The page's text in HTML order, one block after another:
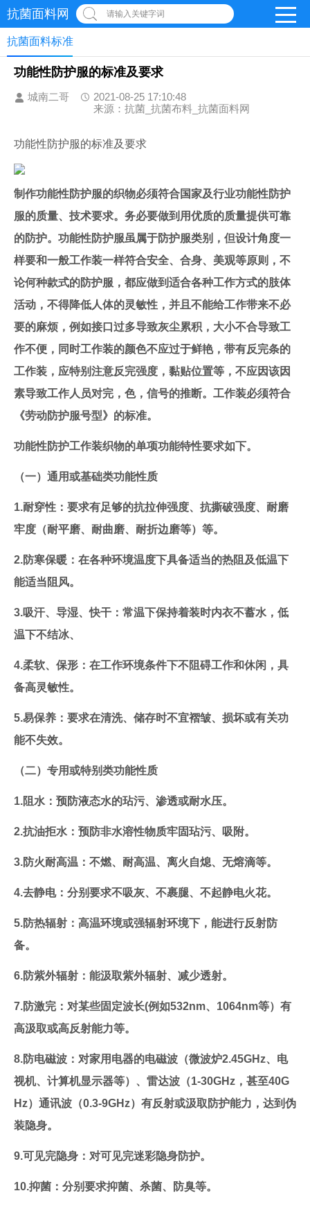
抗菌面料网 请输入关键字词
抗菌面料标准
功能性防护服的标准及要求
城南二哥
2021-08-25 17:10:48
来源：抗菌_抗菌布料_抗菌面料网
功能性防护服的标准及要求
制作功能性防护服的织物必须符合国家及行业功能性防护
服的质量、技术要求。务必要做到用优质的质量提供可靠
的防护。功能性防护服虽属于防护服类别，但设计角度一
样要和一般工作装一样符合安全、合身、美观等原则，不
论何种款式的防护服，都应做到适合各种工作方式的肢体
活动，不得降低人体的灵敏性，并且不能给工作带来不必
要的麻烦，例如接口过多导致灰尘累积，大小不合导致工
作不便，同时工作装的颜色不应过于鲜艳，带有反完条的
工作装，应特别注意反完强度，黏贴位置等，不应因该因
素导致工作人员对完，色，信号的推断。工作装必须符合
《劳动防护服号型》的标准。
功能性防护工作装织物的单项功能特性要求如下。
（一）通用或基础类功能性质
1.耐穿性：要求有足够的抗拉伸强度、抗撕破强度、耐磨
牢度（耐平磨、耐曲磨、耐折边磨等）等。
2.防寒保暖：在各种环境温度下具备适当的热阻及低温下
能适当阻风。
3.吸汗、导湿、快干：常温下保持着装时内衣不蓄水，低
温下不结冰、
4.柔软、保形：在工作环境条件下不阻碍工作和休闲，具
备高灵敏性。
5.易保养：要求在清洗、储存时不宜褶皱、损坏或有关功
能不失效。
（二）专用或特别类功能性质
1.阻水：预防液态水的玷污、渗透或耐水压。
2.抗油拒水：预防非水溶性物质牢固玷污、吸附。
3.防火耐高温：不燃、耐高温、离火自熄、无熔滴等。
4.去静电：分别要求不吸灰、不裹腿、不起静电火花。
5.防热辐射：高温环境或强辐射环境下，能进行反射防
备。
6.防紫外辐射：能汲取紫外辐射、减少透射。
7.防激完：对某些固定波长(例如532nm、1064nm等）有
高汲取或高反射能力等。
8.防电磁波：对家用电器的电磁波（微波炉2.45GHz、电
视机、计算机显示器等）、雷达波（1-30GHz，甚至40G
Hz）通讯波（0.3-9GHz）有反射或汲取防护能力，达到伪
装隐身。
9.可见完隐身：对可见完迷彩隐身防护。
10.抑菌：分别要求抑菌、杀菌、防臭等。